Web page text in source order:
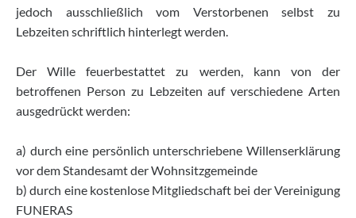
jedoch ausschließlich vom Verstorbenen selbst zu
Lebzeiten schriftlich hinterlegt werden.
Der Wille feuerbestattet zu werden, kann von der
betroffenen Person zu Lebzeiten auf verschiedene Arten
ausgedrückt werden:
a) durch eine persönlich unterschriebene Willenserklärung
vor dem Standesamt der Wohnsitzgemeinde
b) durch eine kostenlose Mitgliedschaft bei der Vereinigung
FUNERAS